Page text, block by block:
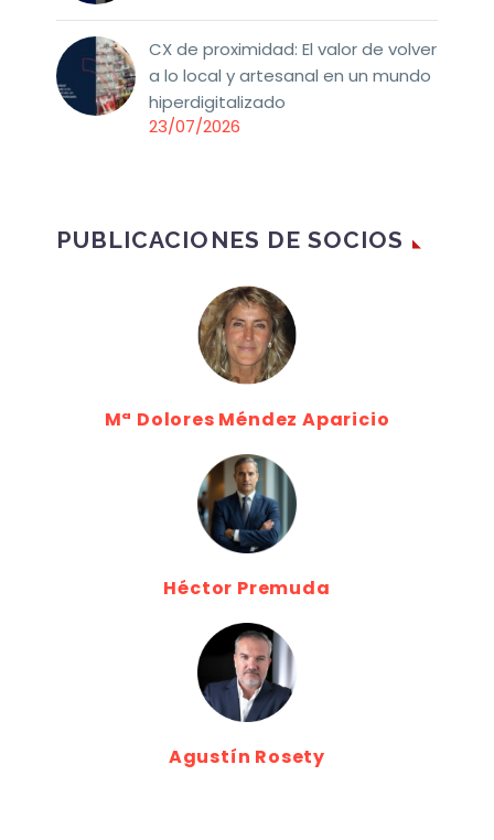
CX de proximidad: El valor de volver
a lo local y artesanal en un mundo
hiperdigitalizado
23/07/2026
PUBLICACIONES DE SOCIOS
Mª Dolores Méndez Aparicio
Héctor Premuda
Agustín Rosety